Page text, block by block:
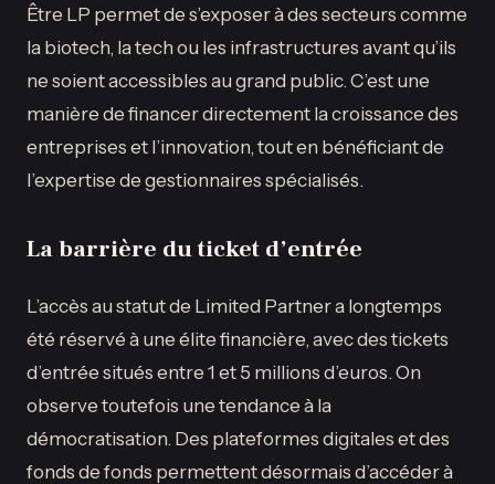
Être LP permet de s’exposer à des secteurs comme
la biotech, la tech ou les infrastructures avant qu’ils
ne soient accessibles au grand public. C’est une
manière de financer directement la croissance des
entreprises et l’innovation, tout en bénéficiant de
l’expertise de gestionnaires spécialisés.
La barrière du ticket d’entrée
L’accès au statut de Limited Partner a longtemps
été réservé à une élite financière, avec des tickets
d’entrée situés entre 1 et 5 millions d’euros. On
observe toutefois une tendance à la
démocratisation. Des plateformes digitales et des
fonds de fonds permettent désormais d’accéder à